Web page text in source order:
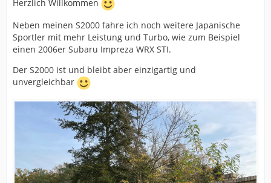
Herzlich Willkommen
Neben meinen S2000 fahre ich noch weitere Japanische
Sportler mit mehr Leistung und Turbo, wie zum Beispiel
einen 2006er Subaru Impreza WRX STI.
Der S2000 ist und bleibt aber einzigartig und
unvergleichbar